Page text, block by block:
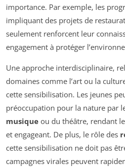
importance. Par exemple, les
impliquant des projets de
seulement renforcent leur
engagement à protéger
Une approche interdisciplinaire,
domaines comme l’art ou la
cette sensibilisation. Les jeunes
préoccupation pour la nature par
musique ou du théâtre, rendant
et engageant. De plus, le rôle des
cette sensibilisation ne doit pas
campagnes virales peuvent